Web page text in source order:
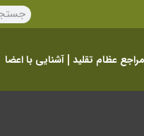
مراجع عظام تقلید آشنایی با اعضا